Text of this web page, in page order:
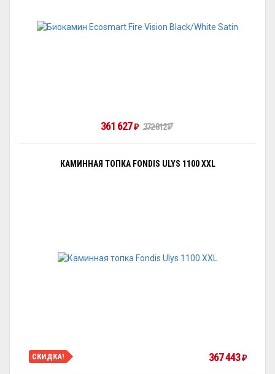
361 627₽ 372 812₽
КАМИННАЯ ТОПКА FONDIS ULYS 1100 XXL
СКИДКА! 367 443₽